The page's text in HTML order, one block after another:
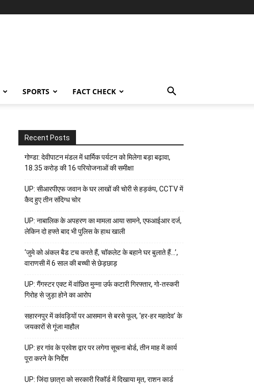
SPORTS FACT CHECK
Recent Posts
गोण्डा: देवीपाटन मंडल में धार्मिक पर्यटन को मिलेगा बड़ा बढ़ावा,
18.35 करोड़ की 16 परियोजनाओं की समीक्षा
UP: सीआरपीएफ जवान के घर लाखों की चोरी से हड़कंप, CCTV में
कैद हुए तीन संदिग्ध चोर
UP: नाबालिक के अपहरण का मामला आया सामने, एफआईआर दर्ज,
लेकिन दो हफ्ते बाद भी पुलिस के हाथ खाली
‘जुमे को अंकल बैड टच करते हैं, चॉकलेट के बहाने घर बुलाते हैं…’,
वाराणसी में 6 साल की बच्ची से छेड़छाड़
UP: गैंगस्टर एक्ट में वांछित मुन्ना उर्फ कटारी गिरफ्तार, गो-तस्करी
गिरोह से जुड़ा होने का आरोप
सहारनपुर में कांवड़ियों पर आसमान से बरसे फूल, ‘हर-हर महादेव’ के
जयकारों से गूंजा माहौल
UP: हर गांव के प्रवेश द्वार पर लगेगा सूचना बोर्ड, तीन माह में कार्य
पूरा करने के निर्देश
UP: जिंदा छात्रा को सरकारी रिकॉर्ड में दिखाया मृत, राशन कार्ड